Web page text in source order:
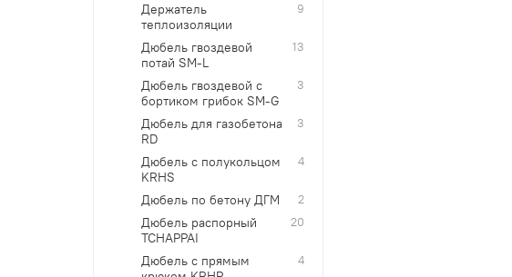
Держатель
теплоизоляции
9
Дюбель гвоздевой
потай SM-L
13
Дюбель гвоздевой с
бортиком грибок SM-G
3
Дюбель для газобетона
RD
3
Дюбель с полукольцом
KRHS
4
Дюбель по бетону ДГМ 2
Дюбель распорный
TCHAPPAI
20
Дюбель с прямым
4